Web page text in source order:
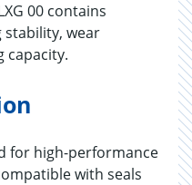
00 contains
stability, wear
capacity.
for high-performance
with seals